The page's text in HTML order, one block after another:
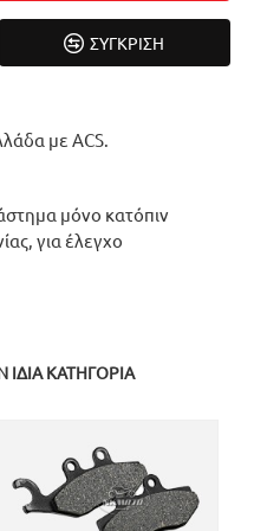
ΣΎΓΚΡΙΣΗ
με ACS.
μόνο κατόπιν
για έλεγχο
ΚΑΤΗΓΟΡΊΑ